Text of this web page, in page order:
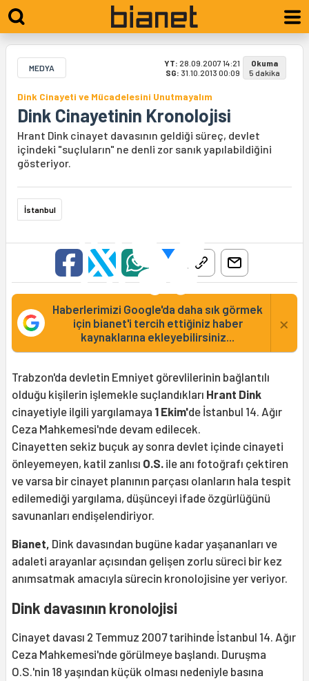
MEDYA YT: 28.09.2007 14:21
SG: 31.10.2013 00:09
Okuma
5 dakika
Dink Cinayeti ve Mücadelesini Unutmayalım
Dink Cinayetinin Kronolojisi
Hrant Dink cinayet davasının geldiği süreç, devlet
içindeki "suçluların" ne denli zor sanık yapılabildiğini
gösteriyor.
İstanbul
Haberlerimizi Google'da daha sık görmek
için bianet'i tercih ettiğiniz haber
kaynaklarına ekleyebilirsiniz...
×
Trabzon'da devletin Emniyet görevlilerinin bağlantılı
olduğu kişilerin işlemekle suçlandıkları Hrant Dink
cinayetiyle ilgili yargılamaya 1 Ekim'de İstanbul 14. Ağır
Ceza Mahkemesi'nde devam edilecek.
Cinayetten sekiz buçuk ay sonra devlet içinde cinayeti
önleyemeyen, katil zanlısı O.S. ile anı fotoğrafı çektiren
ve varsa bir cinayet planının parçası olanların hala tespit
edilemediği yargılama, düşünceyi ifade özgürlüğünü
savunanları endişelendiriyor.
Bianet, Dink davasından bugüne kadar yaşananları ve
adaleti arayanlar açısından gelişen zorlu süreci bir kez
anımsatmak amacıyla sürecin kronolojisine yer veriyor.
Dink davasının kronolojisi
Cinayet davası 2 Temmuz 2007 tarihinde İstanbul 14. Ağır
Ceza Mahkemesi'nde görülmeye başlandı. Duruşma
O.S.'nin 18 yaşından küçük olması nedeniyle basına